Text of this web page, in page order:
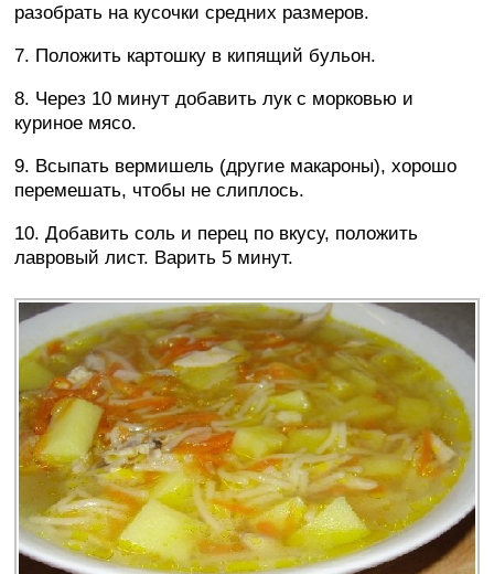
разобрать на кусочки средних размеров.
7. Положить картошку в кипящий бульон.
8. Через 10 минут добавить лук с морковью и
куриное мясо.
9. Всыпать вермишель (другие макароны), хорошо
перемешать, чтобы не слиплось.
10. Добавить соль и перец по вкусу, положить
лавровый лист. Варить 5 минут.